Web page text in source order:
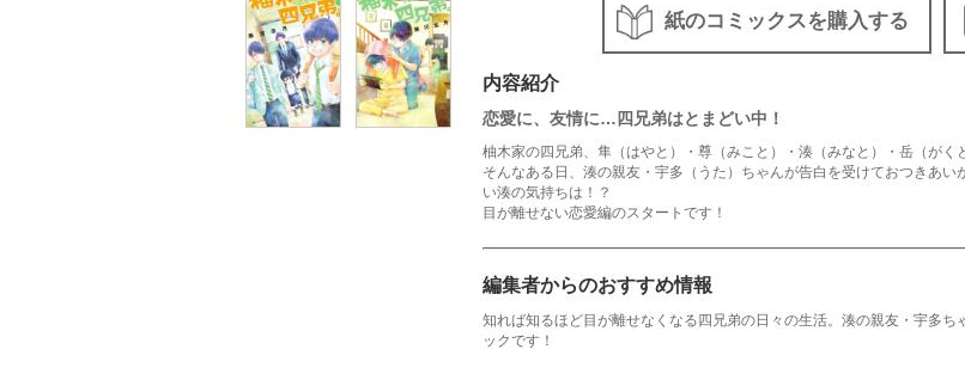
紙のコミックスを購入する
内容紹介
恋愛に、友情に…四兄弟はとまどい中！
柚木家の四兄弟、隼（はやと）・尊（みこと）・湊（みなと）・岳（がく
そんなある日、湊の親友・宇多（うた）ちゃんが告白を受けておつきあ
い湊の気持ちは！？
目が離せない恋愛編のスタートです！
編集者からのおすすめ情報
知れば知るほど目が離せなくなる四兄弟の日々の生活。湊の親友・宇多
ックです！